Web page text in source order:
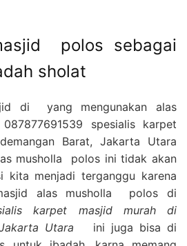
polos sebagai
sholat
di yang mengunakan alas
spesialis karpet
Barat, Jakarta Utara
musholla polos ini tidak akan
kita menjadi terganggu karena
alas musholla polos di
karpet masjid murah di
Utara
ini juga bisa di